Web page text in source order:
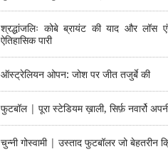
श्रद्धांजलिः कोबे ब्रायंट की याद और लॉस
ऐतिहासिक पारी
ऑस्ट्रेलियन ओपन: जोश पर जीत तजुर्बे की
फुटबॉल | पूरा स्टेडियम ख़ाली, सिर्फ़ नवार्रो
चुन्नी गोस्वामी | उस्ताद फुटबॉलर जो बेहतरीन